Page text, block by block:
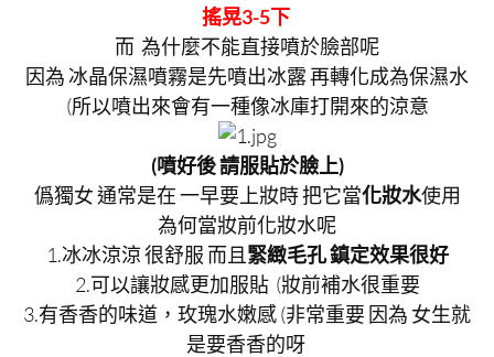
搖晃3-5下
而 為什麼不能直接噴於臉部呢
因為 冰晶保濕噴霧是先噴出冰露 再轉化成為保濕水
(所以噴出來會有一種像冰庫打開來的涼意
(噴好後 請服貼於臉上)
僞獨女 通常是在 一早要上妝時 把它當化妝水使用
為何當妝前化妝水呢
1.冰冰涼涼 很舒服 而且緊緻毛孔 鎮定效果很好
2.可以讓妝感更加服貼 (妝前補水很重要
3.有香香的味道，玫瑰水嫩感 (非常重要 因為 女生就
是要香香的呀